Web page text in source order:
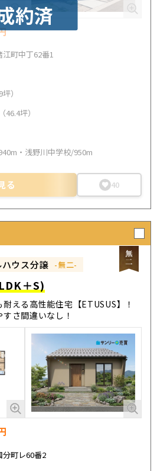
約済
町中丁62番1
）
46.4坪）
・浅野川中学校/950m
る 40
ウス分譲 -無二-
＋S)
える高性能住宅【ETUSUS】！
さ間違いなし！
町レ60番2